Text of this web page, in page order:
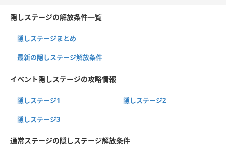
隠しステージの解放条件一覧
隠しステージまとめ
最新の隠しステージ解放条件
イベント隠しステージの攻略情報
隠しステージ1 隠しステージ2
隠しステージ3
通常ステージの隠しステージ解放条件